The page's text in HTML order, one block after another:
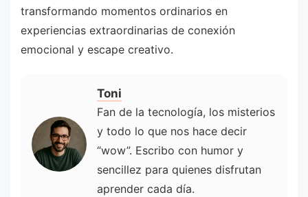
transformando momentos ordinarios en
experiencias extraordinarias de conexión
emocional y escape creativo.
Toni
Fan de la tecnología, los misterios
y todo lo que nos hace decir
“wow”. Escribo con humor y
sencillez para quienes disfrutan
aprender cada día.